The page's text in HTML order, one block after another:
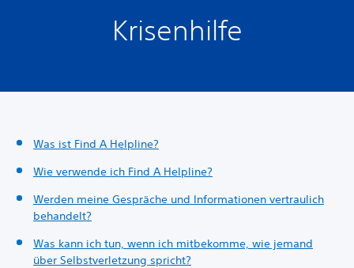
Krisenhilfe
Was ist Find A Helpline?
Wie verwende ich Find A Helpline?
Werden meine Gespräche und Informationen vertraulich
behandelt?
Was kann ich tun, wenn ich mitbekomme, wie jemand
über Selbstverletzung spricht?